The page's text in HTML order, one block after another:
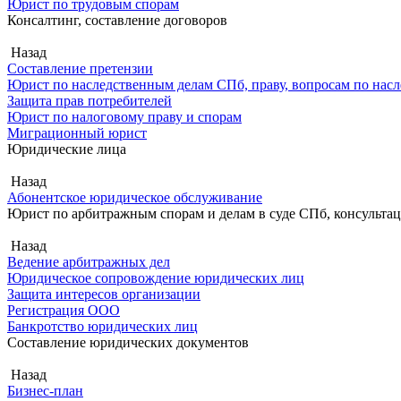
Юрист по трудовым спорам
Консалтинг, составление договоров
Назад
Составление претензии
Юрист по наследственным делам СПб, праву, вопросам по
Защита прав потребителей
Юрист по налоговому праву и спорам
Миграционный юрист
Юридические лица
Назад
Абонентское юридическое обслуживание
Юрист по арбитражным спорам и делам в суде СПб,
Назад
Ведение арбитражных дел
Юридическое сопровождение юридических лиц
Защита интересов организации
Регистрация ООО
Банкротство юридических лиц
Составление юридических документов
Назад
Бизнес-план